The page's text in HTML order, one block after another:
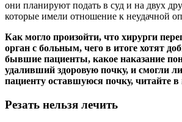
они планируют подать в суд и на двух
которые имели отношение к неудачной
Как могло произойти, что хирурги
орган с больным, чего в итоге хотят
бывшие пациенты, какое наказание
удаливший здоровую почку, и смогли
пациенту оставшуюся почку, читайте
Резать нельзя лечить